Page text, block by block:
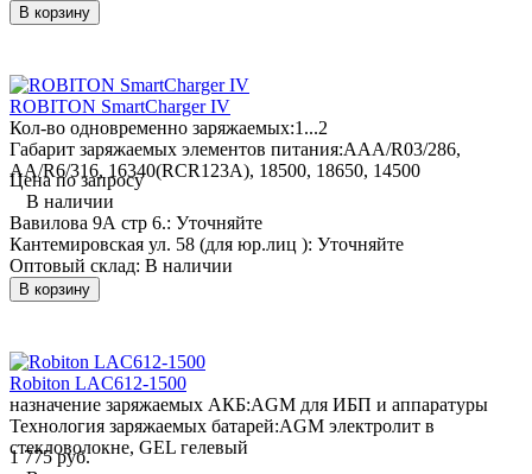
В корзину
ROBITON SmartCharger IV
Кол-во одновременно заряжаемых:1...2
Габарит заряжаемых элементов питания:AAA/R03/286,
AA/R6/316, 16340(RCR123A), 18500, 18650, 14500
Цена по запросу
В наличии
Вавилова 9А стр 6.: Уточняйте
Кантемировская ул. 58 (для юр.лиц ): Уточняйте
Оптовый склад: В наличии
В корзину
Robiton LAC612-1500
назначение заряжаемых АКБ:AGM для ИБП и аппаратуры
Технология заряжаемых батарей:AGM электролит в
стекловолокне, GEL гелевый
1 775 руб.